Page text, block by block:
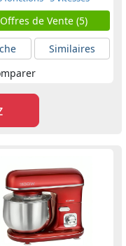
Offres de Vente (5)
Similaires